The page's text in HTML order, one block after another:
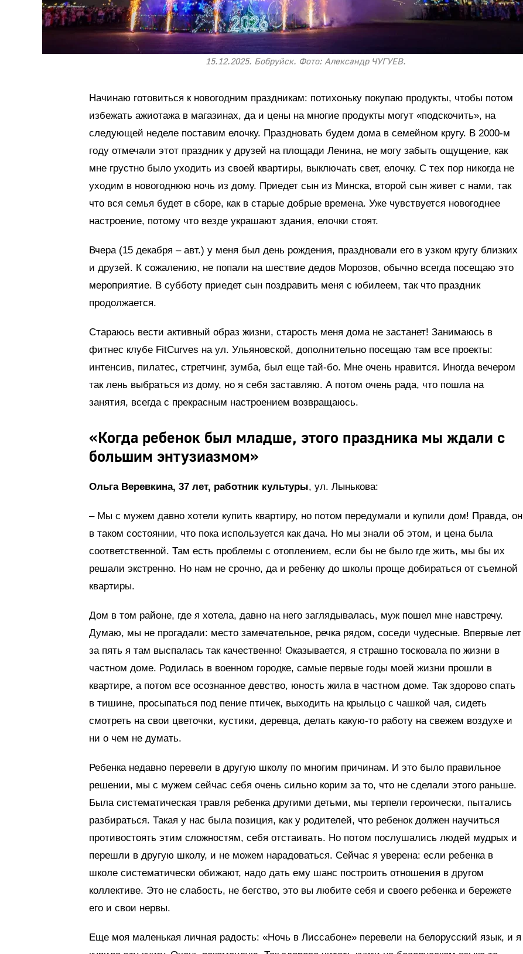
15.12.2025. Бобруйск. Фото: Александр ЧУГУЕВ.
Начинаю готовиться к новогодним праздникам: потихоньку покупаю продукты, чтобы потом
избежать ажиотажа в магазинах, да и цены на многие продукты могут «подскочить», на
следующей неделе поставим елочку. Праздновать будем дома в семейном кругу. В 2000-м
году отмечали этот праздник у друзей на площади Ленина, не могу забыть ощущение, как
мне грустно было уходить из своей квартиры, выключать свет, елочку. С тех пор никогда не
уходим в новогоднюю ночь из дому. Приедет сын из Минска, второй сын живет с нами, так
что вся семья будет в сборе, как в старые добрые времена. Уже чувствуется новогоднее
настроение, потому что везде украшают здания, елочки стоят.
Вчера (15 декабря – авт.) у меня был день рождения, праздновали его в узком кругу близких
и друзей. К сожалению, не попали на шествие дедов Морозов, обычно всегда посещаю это
мероприятие. В субботу приедет сын поздравить меня с юбилеем, так что праздник
продолжается.
Стараюсь вести активный образ жизни, старость меня дома не застанет! Занимаюсь в
фитнес клубе FitCurves на ул. Ульяновской, дополнительно посещаю там все проекты:
интенсив, пилатес, стретчинг, зумба, был еще тай-бо. Мне очень нравится. Иногда вечером
так лень выбраться из дому, но я себя заставляю. А потом очень рада, что пошла на
занятия, всегда с прекрасным настроением возвращаюсь.
«Когда ребенок был младше, этого праздника мы ждали с
большим энтузиазмом»
Ольга Веревкина, 37 лет, работник культуры, ул. Лынькова:
– Мы с мужем давно хотели купить квартиру, но потом передумали и купили дом! Правда, он
в таком состоянии, что пока используется как дача. Но мы знали об этом, и цена была
соответственной. Там есть проблемы с отоплением, если бы не было где жить, мы бы их
решали экстренно. Но нам не срочно, да и ребенку до школы проще добираться от съемной
квартиры.
Дом в том районе, где я хотела, давно на него заглядывалась, муж пошел мне навстречу.
Думаю, мы не прогадали: место замечательное, речка рядом, соседи чудесные. Впервые лет
за пять я там выспалась так качественно! Оказывается, я страшно тосковала по жизни в
частном доме. Родилась в военном городке, самые первые годы моей жизни прошли в
квартире, а потом все осознанное девство, юность жила в частном доме. Так здорово спать
в тишине, просыпаться под пение птичек, выходить на крыльцо с чашкой чая, сидеть
смотреть на свои цветочки, кустики, деревца, делать какую-то работу на свежем воздухе и
ни о чем не думать.
Ребенка недавно перевели в другую школу по многим причинам. И это было правильное
решении, мы с мужем сейчас себя очень сильно корим за то, что не сделали этого раньше.
Была систематическая травля ребенка другими детьми, мы терпели героически, пытались
разбираться. Такая у нас была позиция, как у родителей, что ребенок должен научиться
противостоять этим сложностям, себя отстаивать. Но потом послушались людей мудрых и
перешли в другую школу, и не можем нарадоваться. Сейчас я уверена: если ребенка в
школе систематически обижают, надо дать ему шанс построить отношения в другом
коллективе. Это не слабость, не бегство, это вы любите себя и своего ребенка и бережете
его и свои нервы.
Еще моя маленькая личная радость: «Ночь в Лиссабоне» перевели на белорусский язык, и я